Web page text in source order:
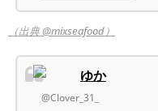
（出典 @mixseafood）
ゆか
@Clover_31_